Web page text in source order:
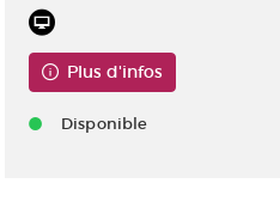
Plus d'infos
Disponible